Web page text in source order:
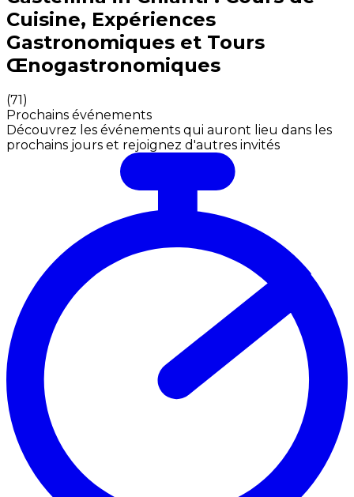
Cuisine, Expériences
Gastronomiques et Tours
Œnogastronomiques
(71)
Prochains événements
Découvrez les événements qui auront lieu dans les
prochains jours et rejoignez d'autres invités